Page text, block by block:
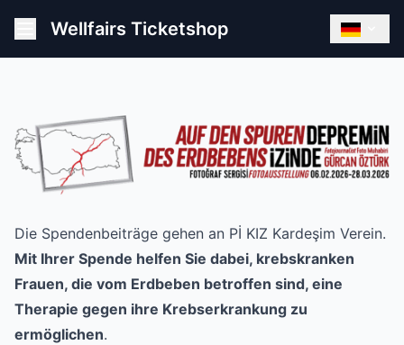
Wellfairs Ticketshop
Die Spendenbeiträge gehen an Pİ KIZ Kardeşim Verein.
Mit Ihrer Spende helfen Sie dabei, krebskranken
Frauen, die vom Erdbeben betroffen sind, eine
Therapie gegen ihre Krebserkrankung zu
ermöglichen.